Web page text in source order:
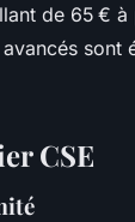
de 65 € à
sont
CSE